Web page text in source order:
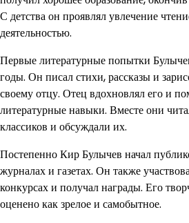
С детства он проявлял увлечение
деятельностью.
Первые литературные попытки
годы. Он писал стихи, рассказы и
своему отцу. Отец вдохновлял его и
литературные навыки. Вместе они
классиков и обсуждали их.
Постепенно Кир Булычев начал
журналах и газетах. Он также
конкурсах и получал награды. Его
оценено как зрелое и самобытное.